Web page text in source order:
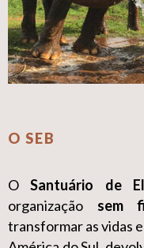
O SEB
OSantuário de
organização sem
transformar as vidas